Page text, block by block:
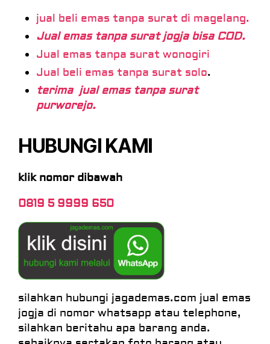
jual beli emas tanpa surat di magelang.
Jual emas tanpa surat jogja bisa COD.
Jual emas tanpa surat wonogiri
Jual beli emas tanpa surat solo.
terima jual emas tanpa surat
purworejo.
HUBUNGI KAMI
klik nomor dibawah
0819 5 9999 650
silahkan hubungi jagademas.com jual emas
jogja di nomor whatsapp atau telephone,
silahkan beritahu apa barang anda.